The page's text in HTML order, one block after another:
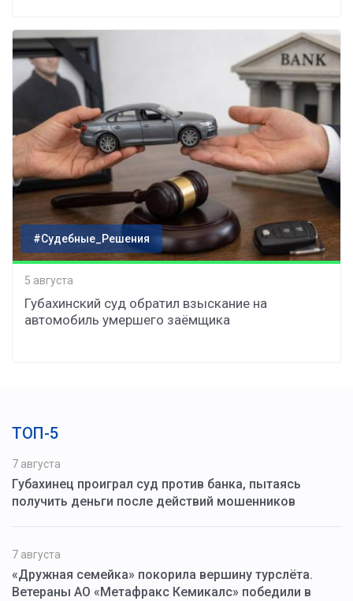
#Судебные_Решения
5 августа
Губахинский суд обратил взыскание на
автомобиль умершего заёмщика
ТОП-5
7 августа
Губахинец проиграл суд против банка, пытаясь
получить деньги после действий мошенников
7 августа
«Дружная семейка» покорила вершину турслёта.
Ветераны АО «Метафракс Кемикалс» победили в